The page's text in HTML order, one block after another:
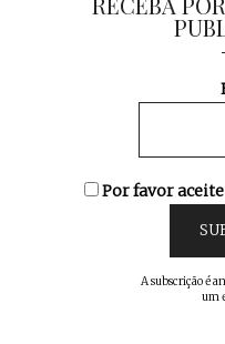
Por favor
A subscrição é
um